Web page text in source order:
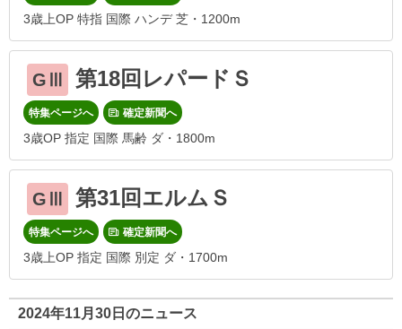
3歳上OP 特指 国際 ハンデ 芝・1200m
GⅢ 第18回レパードＳ
特集ページへ 確定新聞へ
3歳OP 指定 国際 馬齢 ダ・1800m
GⅢ 第31回エルムＳ
特集ページへ 確定新聞へ
3歳上OP 指定 国際 別定 ダ・1700m
2024年11月30日のニュース